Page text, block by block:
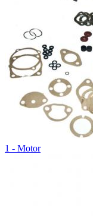
1 - Motor